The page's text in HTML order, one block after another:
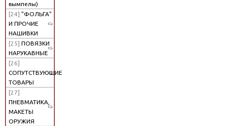
вымпелы)
[24] "ФОЛЬГА"
И ПРОЧИЕ
НАШИВКИ
[25] ПОВЯЗКИ
НАРУКАВНЫЕ
[26]
СОПУТСТВУЮЩИЕ
ТОВАРЫ
[27]
ПНЕВМАТИКА,
МАКЕТЫ
ОРУЖИЯ